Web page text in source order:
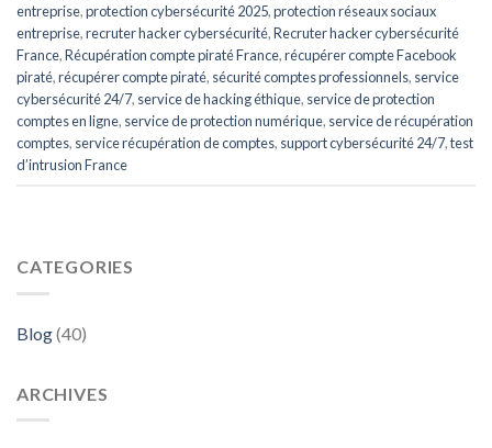
entreprise,protection cybersécurité 2025,protection réseaux sociaux
entreprise,recruter hacker cybersécurité,Recruter hacker cybersécurité
France,Récupération compte piraté France,récupérer compte Facebook
piraté,récupérer compte piraté, sécurité comptes professionnels, service
cybersécurité 24/7, service de hacking éthique, service de protection
comptes en ligne, service de protection numérique, service de récupération
comptes, service récupération de comptes, support cybersécurité 24/7,test
d’intrusion France
CATEGORIES
Blog(40)
ARCHIVES